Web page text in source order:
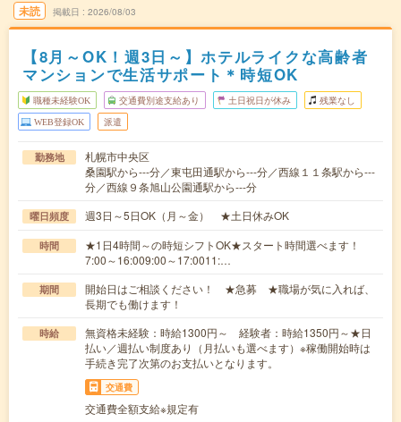
未読 掲載日 2026/08/03
【8月～OK！週3日～】ホテルライクな高齢者
マンションで生活サポート＊時短OK
職種未経験OK 交通費別途支給あり 土日祝日が休み 残業なし
WEB登録OK 派遣
勤務地
札幌市中央区
桑園駅から---分／東屯田通駅から---分／西線１１条駅から---
分／西線９条旭山公園通駅から---分
曜日頻度 週3日～5日OK（月～金） ★土日休みOK
時間
★1日4時間～の時短シフトOK★スタート時間選べます！
7:00～16:009:00～17:0011:…
期間
開始日はご相談ください！ ★急募 ★職場が気に入れば、
長期でも働けます！
時給
無資格未経験：時給1300円～ 経験者：時給1350円～★日
払い／週払い制度あり（月払いも選べます）※稼働開始時は
手続き完了次第のお支払いとなります。
交通費
交通費全額支給※規定有